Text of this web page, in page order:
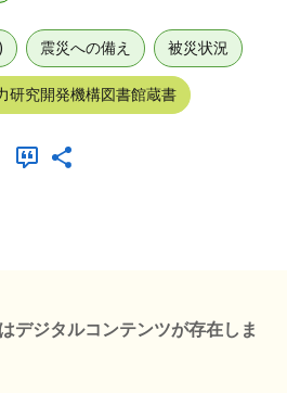
震災への備え 被災状況
研究開発機構図書館蔵書
デジタルコンテンツが存在しま